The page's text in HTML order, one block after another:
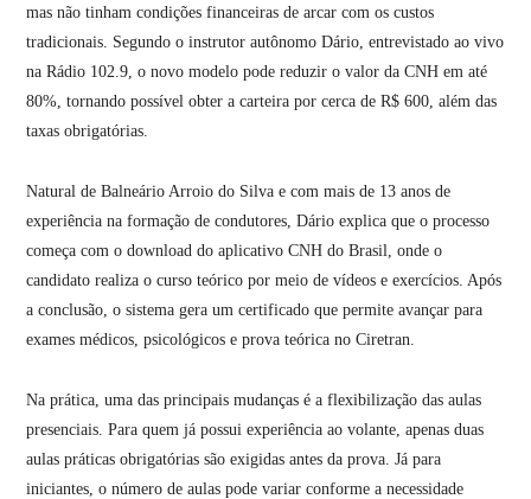
mas não tinham condições financeiras de arcar com os custos
tradicionais. Segundo o instrutor autônomo Dário, entrevistado ao vivo
na Rádio 102.9, o novo modelo pode reduzir o valor da CNH em até
80%, tornando possível obter a carteira por cerca de R$ 600, além das
taxas obrigatórias.
Natural de Balneário Arroio do Silva e com mais de 13 anos de
experiência na formação de condutores, Dário explica que o processo
começa com o download do aplicativo CNH do Brasil, onde o
candidato realiza o curso teórico por meio de vídeos e exercícios. Após
a conclusão, o sistema gera um certificado que permite avançar para
exames médicos, psicológicos e prova teórica no Ciretran.
Na prática, uma das principais mudanças é a flexibilização das aulas
presenciais. Para quem já possui experiência ao volante, apenas duas
aulas práticas obrigatórias são exigidas antes da prova. Já para
iniciantes, o número de aulas pode variar conforme a necessidade